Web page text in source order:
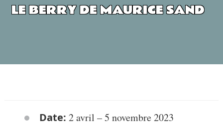
LE BERRY DE MAURICE SAND
Date: 2 avril –5 novembre 2023